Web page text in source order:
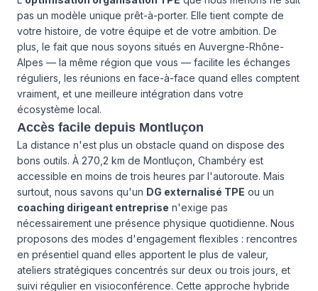
pas un modèle unique prêt-à-porter. Elle tient compte de
votre histoire, de votre équipe et de votre ambition. De
plus, le fait que nous soyons situés en Auvergne-Rhône-
Alpes — la même région que vous — facilite les échanges
réguliers, les réunions en face-à-face quand elles comptent
vraiment, et une meilleure intégration dans votre
écosystème local.
Accès facile depuis Montluçon
La distance n'est plus un obstacle quand on dispose des
bons outils. À 270,2 km de Montluçon, Chambéry est
accessible en moins de trois heures par l'autoroute. Mais
surtout, nous savons qu'un DG externalisé TPE ou un
coaching dirigeant entreprise n'exige pas
nécessairement une présence physique quotidienne. Nous
proposons des modes d'engagement flexibles : rencontres
en présentiel quand elles apportent le plus de valeur,
ateliers stratégiques concentrés sur deux ou trois jours, et
suivi régulier en visioconférence. Cette approche hybride